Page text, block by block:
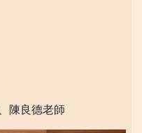
陳良德老師